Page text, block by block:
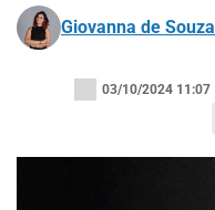
Giovanna de Souza
03/10/2024 11:07